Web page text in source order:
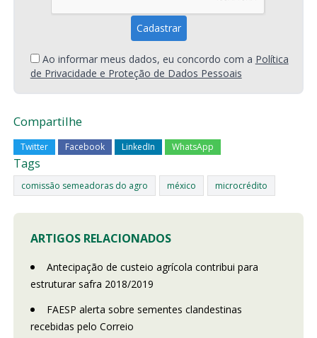
Ao informar meus dados, eu concordo com a Política
de Privacidade e Proteção de Dados Pessoais
Compartilhe
Twitter Facebook LinkedIn WhatsApp
Tags
comissão semeadoras do agro méxico microcrédito
ARTIGOS RELACIONADOS
Antecipação de custeio agrícola contribui para
estruturar safra 2018/2019
FAESP alerta sobre sementes clandestinas
recebidas pelo Correio